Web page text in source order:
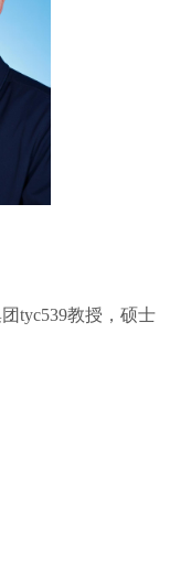
tyc539教授，硕士